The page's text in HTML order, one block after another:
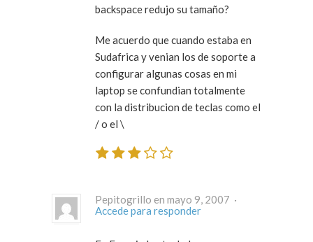
backspace redujo su tamaño?
Me acuerdo que cuando estaba en
Sudafrica y venian los de soporte a
configurar algunas cosas en mi
laptop se confundian totalmente
con la distribucion de teclas como el
/ o el \
Pepitogrillo en mayo 9, 2007 ·
Accede para responder